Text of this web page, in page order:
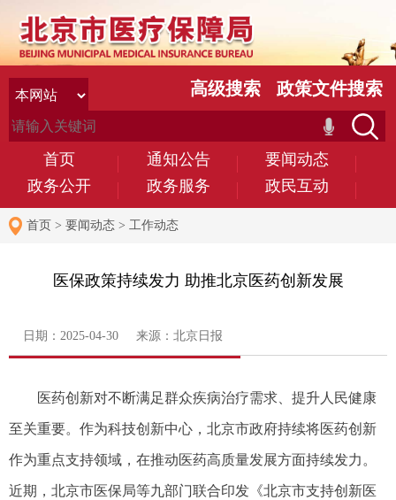
首页 通知公告
要闻动态
政务公开
政务服务 政民互动
高级搜索 政策文件搜索
首页 > 要闻动态 > 工作动态
医保政策持续发力 助推北京医药创新发展
日期：2025-04-30 来源：北京日报
医药创新对不断满足群众疾病治疗需求、提升人民健康
至关重要。作为科技创新中心，北京市政府持续将医药创新
作为重点支持领域，在推动医药高质量发展方面持续发力。
近期，北京市医保局等九部门联合印发《北京市支持创新医